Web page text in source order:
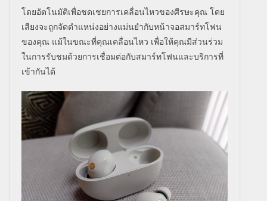
โดยอัตโนมัติเพื่อชดเชยการเคลื่อนไหวของศีรษะคุณ โดย
เสียงจะถูกจัดตำแหน่งอย่างแม่นยำกับหน้าจอสมาร์ทโฟน
ของคุณ แม้ในขณะที่คุณเคลื่อนไหว เพื่อให้คุณมีส่วนร่วม
ในการรับชมด้วยการเชื่อมต่อกับสมาร์ทโฟนและบริการที่
เข้ากันได้